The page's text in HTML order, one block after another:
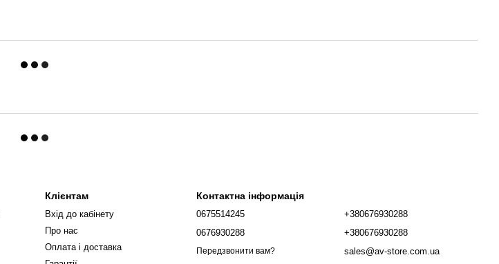
Клієнтам
Вхід до кабінету
Про нас
Оплата і доставка
Контактна інформація
0675514245
0676930288
Передзвонити вам?
+380676930288
+380676930288
sales@av-store.com.ua